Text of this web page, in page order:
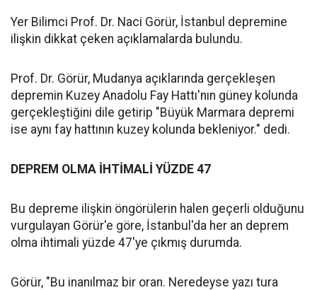
Yer Bilimci Prof. Dr. Naci Görür, İstanbul depremine
ilişkin dikkat çeken açıklamalarda bulundu.
Prof. Dr. Görür, Mudanya açıklarında gerçekleşen
depremin Kuzey Anadolu Fay Hattı'nın güney kolunda
gerçekleştiğini dile getirip "Büyük Marmara depremi
ise aynı fay hattının kuzey kolunda bekleniyor." dedi.
DEPREM OLMA İHTİMALİ YÜZDE 47
Bu depreme ilişkin öngörülerin halen geçerli olduğunu
vurgulayan Görür'e göre, İstanbul'da her an deprem
olma ihtimali yüzde 47'ye çıkmış durumda.
Görür, "Bu inanılmaz bir oran. Neredeyse yazı tura